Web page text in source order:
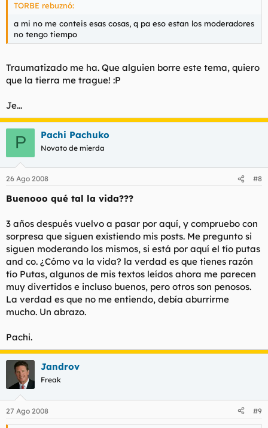
TORBE rebuznó:
a mi no me conteis esas cosas, q pa eso estan los moderadores
no tengo tiempo
Traumatizado me ha. Que alguien borre este tema, quiero
que la tierra me trague! :P
Je...
P Pachi Pachuko
Novato de mierda
26 Ago 2008 #8
Buenooo qué tal la vida???
3 años después vuelvo a pasar por aquí, y compruebo con
sorpresa que siguen existiendo mis posts. Me pregunto si
siguen moderando los mismos, si está por aquí el tío putas
and co. ¿Cómo va la vida? la verdad es que tienes razón
tío Putas, algunos de mis textos leídos ahora me parecen
muy divertidos e incluso buenos, pero otros son penosos.
La verdad es que no me entiendo, debía aburrirme
mucho. Un abrazo.
Pachi.
Jandrov
Freak
27 Ago 2008 #9